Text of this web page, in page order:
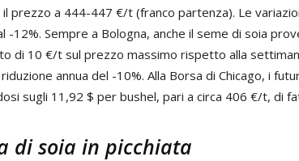
prezzo a 444-447 €/t (franco partenza). Le
-12%. Sempre a Bologna, anche il seme di soia
di 10 €/t sul prezzo massimo rispetto alla
annua del -10%. Alla Borsa di Chicago, i
sugli 11,92 $ per bushel, pari a circa 406 €/t, di
di soia in picchiata